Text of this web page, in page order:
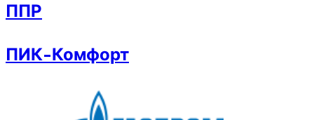
ППР
ПИК-Комфорт